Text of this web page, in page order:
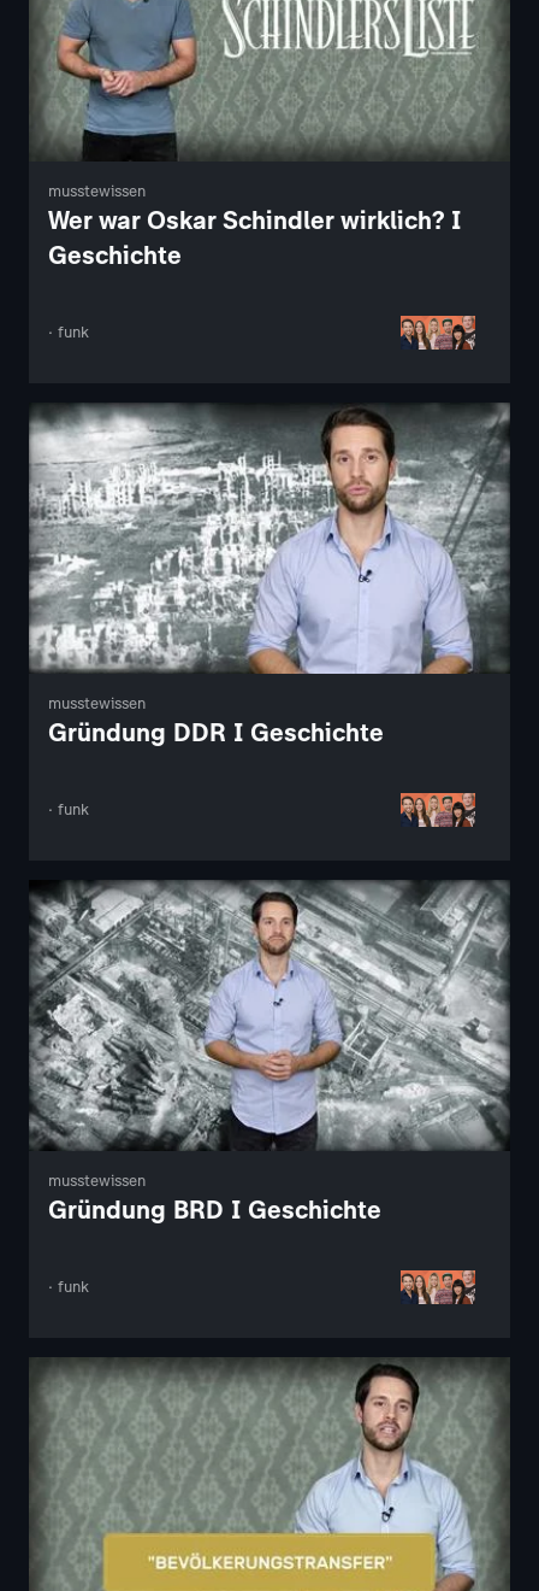
musstewissen
Wer war Oskar Schindler wirklich? I
Geschichte
· funk
musstewissen
Gründung DDR I Geschichte
· funk
musstewissen
Gründung BRD I Geschichte
· funk